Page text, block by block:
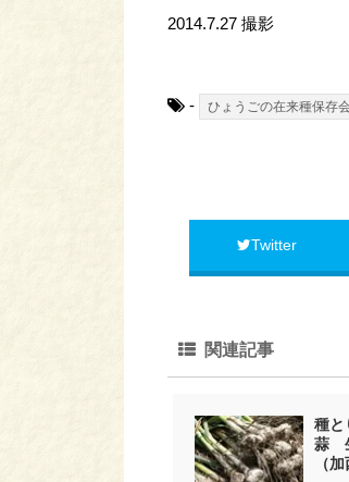
2014.7.27 撮影
- ひょうごの在来種保存
Twitter
関連記事
種
蒜
（